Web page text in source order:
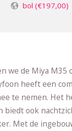
bol (€197,00)
we de Miya M35
heeft een
te nemen. Het
biedt ook
Met de